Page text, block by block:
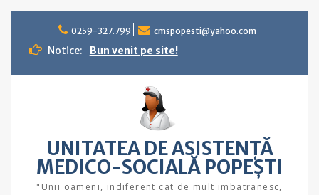
content
0259-327.799 cmspopesti@yahoo.com
Notice: Bun venit pe site!
UNITATEA DE ASISTENȚĂ
MEDICO-SOCIALĂ POPEŞTI
"Unii oameni, indiferent cat de mult imbatranesc,